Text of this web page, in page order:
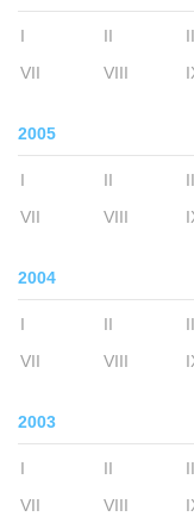
I II
VII
VIII
2005
I II
VII
VIII
2004
I II
VII
VIII
2003
I II
VII
VIII